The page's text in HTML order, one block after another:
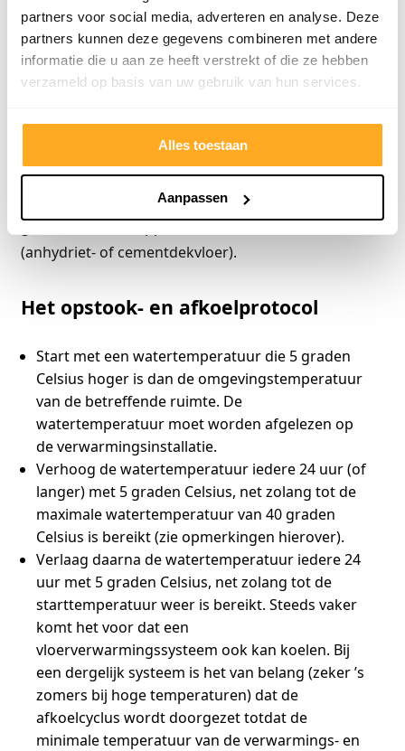
partners voor social media, adverteren en analyse. Deze
partners kunnen deze gegevens combineren met andere
informatie die u aan ze heeft verstrekt of die ze hebben
verzameld op basis van uw gebruik van hun services.
Alles toestaan
Aanpassen
leefvloer
Tijdens de installatie van de vloer moet de
omgevingstemperatuur 18 tot 24 graden Celsius zijn.
20 graden Celsius zijn. De r.v. moet minimaal 55% en
maximaal 60% bedragen. De vloerverwarming mag
een week na het leggen weer in gebruik genomen
worden tot een maximum van 27 graden Celsius,
gemeten aan de oppervlakte van de afwerkvloer
(anhydriet- of cementdekvloer).
Het opstook- en afkoelprotocol
Start met een watertemperatuur die 5 graden
Celsius hoger is dan de omgevingstemperatuur
van de betreffende ruimte. De
watertemperatuur moet worden afgelezen op
de verwarmingsinstallatie.
Verhoog de watertemperatuur iedere 24 uur (of
langer) met 5 graden Celsius, net zolang tot de
maximale watertemperatuur van 40 graden
Celsius is bereikt (zie opmerkingen hierover).
Verlaag daarna de watertemperatuur iedere 24
uur met 5 graden Celsius, net zolang tot de
starttemperatuur weer is bereikt. Steeds vaker
komt het voor dat een
vloerverwarmingssysteem ook kan koelen. Bij
een dergelijk systeem is het van belang (zeker ’s
zomers bij hoge temperaturen) dat de
afkoelcyclus wordt doorgezet totdat de
minimale temperatuur van de verwarmings- en